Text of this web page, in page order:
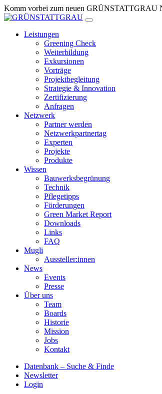
Zum
Inhalt
Komm vorbei zum neuen GRÜNSTATTGRAU
Leistungen
Greening Check
Weiterbildung
Exkursionen
Vorträge
Projektbegleitung
Strategie & Innovation
Zertifizierung
Anfragen
Netzwerk
Partner werden
Netzwerkpartnertag
Experten
Projekte
Produkte
Wissen
Bauwerksbegrünung
Technik
Pflegetipps
Förderungen
Green Market Report
Downloads
Links
FAQ
Mugli
Aussteller:innen
News
Events
Presse
Über uns
Team
Boards
Historie
Mission
Jobs
Kontakt
Datenbank – Suche & Finde
Newsletter
Login